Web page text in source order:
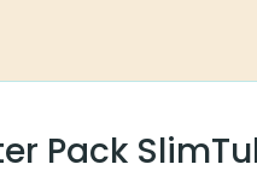
Pack